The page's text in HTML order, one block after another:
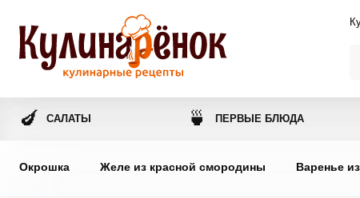
🍆 САЛАТЫ 🍵 ПЕРВЫЕ БЛЮДА
Окрошка Желе из красной смородины Варенье